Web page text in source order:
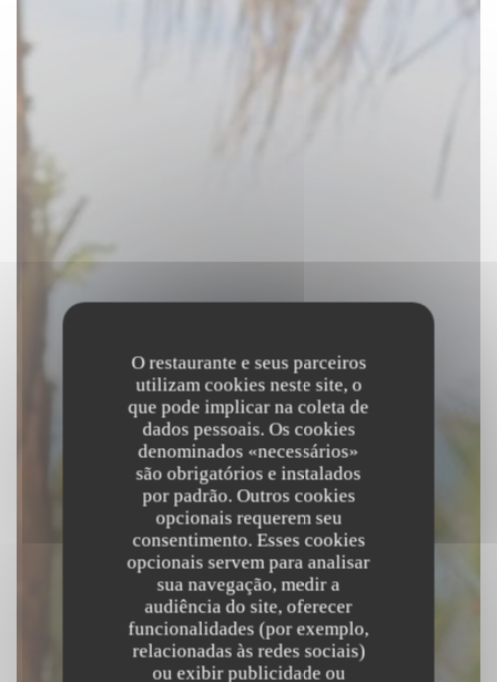
O restaurante e seus parceiros
utilizam cookies neste site, o
que pode implicar na coleta de
dados pessoais. Os cookies
denominados «necessários»
são obrigatórios e instalados
por padrão. Outros cookies
opcionais requerem seu
consentimento. Esses cookies
opcionais servem para analisar
sua navegação, medir a
audiência do site, oferecer
funcionalidades (por exemplo,
relacionadas às redes sociais)
ou exibir publicidade ou
Beach Club